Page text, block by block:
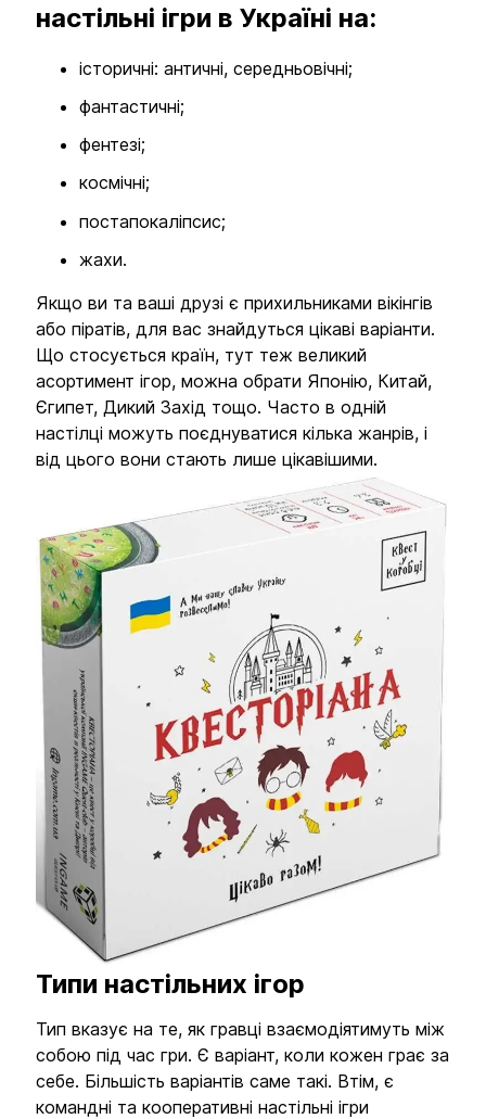
настільні ігри в Україні на:
історичні: античні, середньовічні;
фантастичні;
фентезі;
космічні;
постапокаліпсис;
жахи.
Якщо ви та ваші друзі є прихильниками вікінгів
або піратів, для вас знайдуться цікаві варіанти.
Що стосується країн, тут теж великий
асортимент ігор, можна обрати Японію, Китай,
Єгипет, Дикий Захід тощо. Часто в одній
настілці можуть поєднуватися кілька жанрів, і
від цього вони стають лише цікавішими.
Типи настільних ігор
Тип вказує на те, як гравці взаємодіятимуть між
собою під час гри. Є варіант, коли кожен грає за
себе. Більшість варіантів саме такі. Втім, є
командні та кооперативні настільні ігри